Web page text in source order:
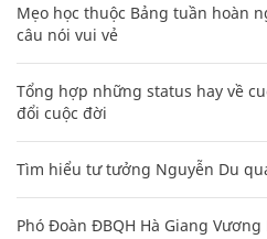
Mẹo học thuộc Bảng tuần hoàn
câu nói vui vẻ
Tổng hợp những status hay về
đổi cuộc đời
Tìm hiểu tư tưởng Nguyễn Du
Phó Đoàn ĐBQH Hà Giang